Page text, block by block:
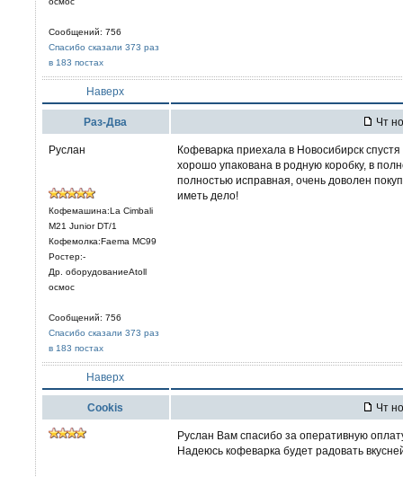
Сообщений: 756
Спасибо сказали 373 раз
в 183 постах
Наверх
Раз-Два Чт
Руслан
Кофемашина:La Cimbali
M21 Junior DT/1
Кофемолка:Faema MC99
Ростер:-
Др. оборудованиеAtoll
осмос
Сообщений: 756
Спасибо сказали 373 раз
в 183 постах
Кофеварка приехала в Новосибирск
хорошо упакована в родную коробку, в
полностью исправная, очень доволен
иметь дело!
Наверх
Cookis Чт
Руслан Вам спасибо за оперативную
Надеюсь кофеварка будет радовать